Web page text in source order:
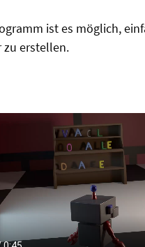
ist es möglich,
zu erstellen.